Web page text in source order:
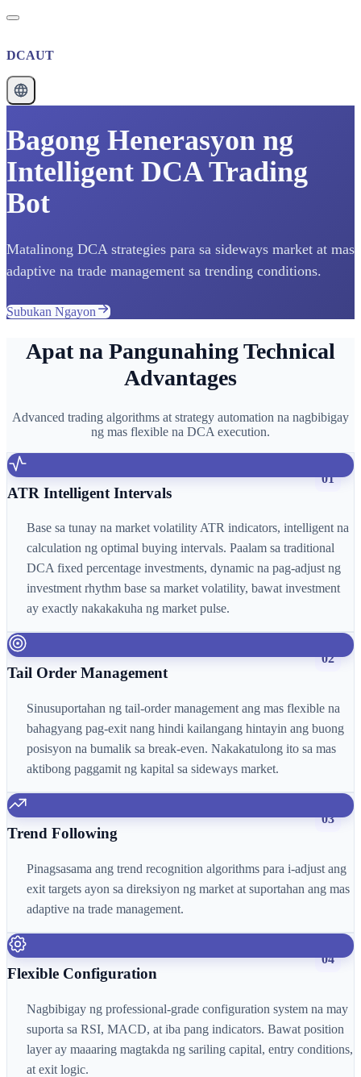
DCAUT
Bagong Henerasyon ng
Intelligent DCA Trading
Bot
Matalinong DCA strategies para sa sideways market at mas
adaptive na trade management sa trending conditions.
Subukan Ngayon
Apat na Pangunahing Technical
Advantages
Advanced trading algorithms at strategy automation na nagbibigay
ng mas flexible na DCA execution.
01
ATR Intelligent Intervals
Base sa tunay na market volatility ATR indicators, intelligent na
calculation ng optimal buying intervals. Paalam sa traditional
DCA fixed percentage investments, dynamic na pag-adjust ng
investment rhythm base sa market volatility, bawat investment
ay exactly nakakakuha ng market pulse.
02
Tail Order Management
Sinusuportahan ng tail-order management ang mas flexible na
bahagyang pag-exit nang hindi kailangang hintayin ang buong
posisyon na bumalik sa break-even. Nakakatulong ito sa mas
aktibong paggamit ng kapital sa sideways market.
03
Trend Following
Pinagsasama ang trend recognition algorithms para i-adjust ang
exit targets ayon sa direksiyon ng market at suportahan ang mas
adaptive na trade management.
04
Flexible Configuration
Nagbibigay ng professional-grade configuration system na may
suporta sa RSI, MACD, at iba pang indicators. Bawat position
layer ay maaaring magtakda ng sariling capital, entry conditions,
at exit logic.